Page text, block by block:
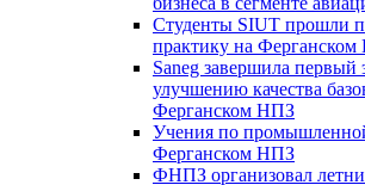
Студенты SIUT прошли
практику на
Saneg завершила
улучшению качества
Ферганском НПЗ
Учения по
Ферганском НПЗ
ФНПЗ организовал